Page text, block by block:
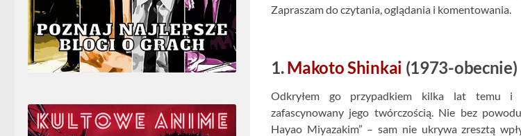
Zapraszam do czytania, oglądania i komentowania.
1.Makoto Shinkai (1973-obecnie)
Odkryłem go przypadkiem kilka lat temu
zafascynowany jego twórczością. Nie bez
Hayao Miyazakim” – sam nie ukrywa zresztą